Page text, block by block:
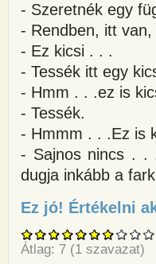
- Szeretnék egy
- Rendben, itt
- Ez kicsi . . .
- Tessék itt egy
- Hmm . . .ez is
- Tessék.
- Hmmm . . .Ez is
- Sajnos nincs . .
dugja inkább a
Ez jó! Értékelni
Átlag: 7 (1 szavazat)